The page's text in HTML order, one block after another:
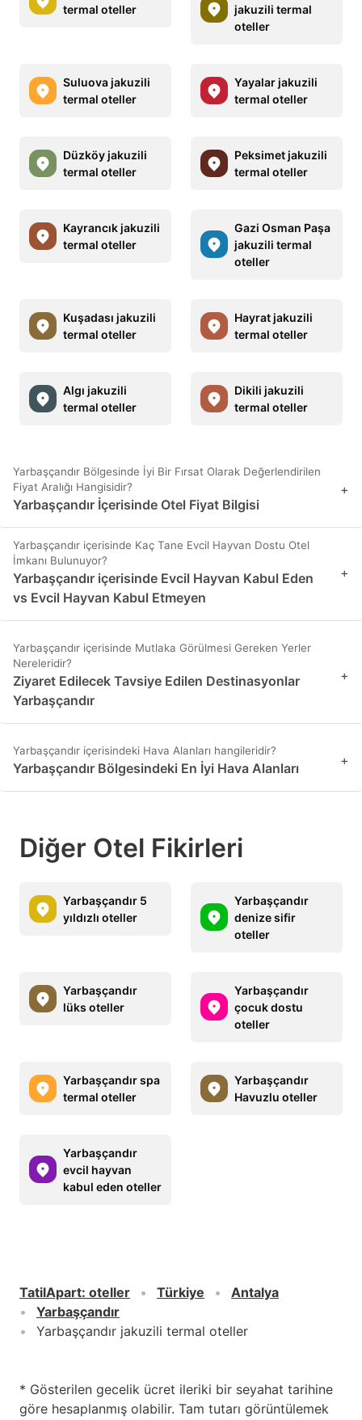
termal oteller
jakuzili termal
oteller
Suluova jakuzili
termal oteller
Yayalar jakuzili
termal oteller
Düzköy jakuzili
termal oteller
Peksimet jakuzili
termal oteller
Kayrancık jakuzili
termal oteller
Gazi Osman Paşa
jakuzili termal
oteller
Kuşadası jakuzili
termal oteller
Hayrat jakuzili
termal oteller
Algı jakuzili
termal oteller
Dikili jakuzili
termal oteller
Yarbaşçandır Bölgesinde İyi Bir Fırsat Olarak Değerlendirilen
Fiyat Aralığı Hangisidir?
Yarbaşçandır İçerisinde Otel Fiyat Bilgisi
+
Yarbaşçandır içerisinde Kaç Tane Evcil Hayvan Dostu Otel
İmkanı Bulunuyor?
Yarbaşçandır içerisinde Evcil Hayvan Kabul Eden
vs Evcil Hayvan Kabul Etmeyen
+
Yarbaşçandır içerisinde Mutlaka Görülmesi Gereken Yerler
Nereleridir?
Ziyaret Edilecek Tavsiye Edilen Destinasyonlar
Yarbaşçandır
+
Yarbaşçandır içerisindeki Hava Alanları hangileridir?
Yarbaşçandır Bölgesindeki En İyi Hava Alanları +
Diğer Otel Fikirleri
Yarbaşçandır 5
yıldızlı oteller
Yarbaşçandır
denize sifir
oteller
Yarbaşçandır
lüks oteller
Yarbaşçandır
çocuk dostu
oteller
Yarbaşçandır spa
termal oteller
Yarbaşçandır
Havuzlu oteller
Yarbaşçandır
evcil hayvan
kabul eden oteller
TatilApart: oteller Türkiye
Antalya
Yarbaşçandır
Yarbaşçandır jakuzili termal oteller
* Gösterilen gecelik ücret ileriki bir seyahat tarihine
göre hesaplanmış olabilir. Tam tutarı görüntülemek